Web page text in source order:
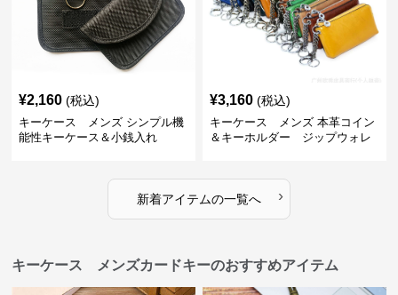
¥2,160 (税込)
キーケース メンズ シンプル機
能性キーケース＆小銭入れ
¥3,160 (税込)
キーケース メンズ 本革コイン
＆キーホルダー ジップウォレ
新着アイテムの一覧へ ›
キーケース メンズカードキーのおすすめアイテム